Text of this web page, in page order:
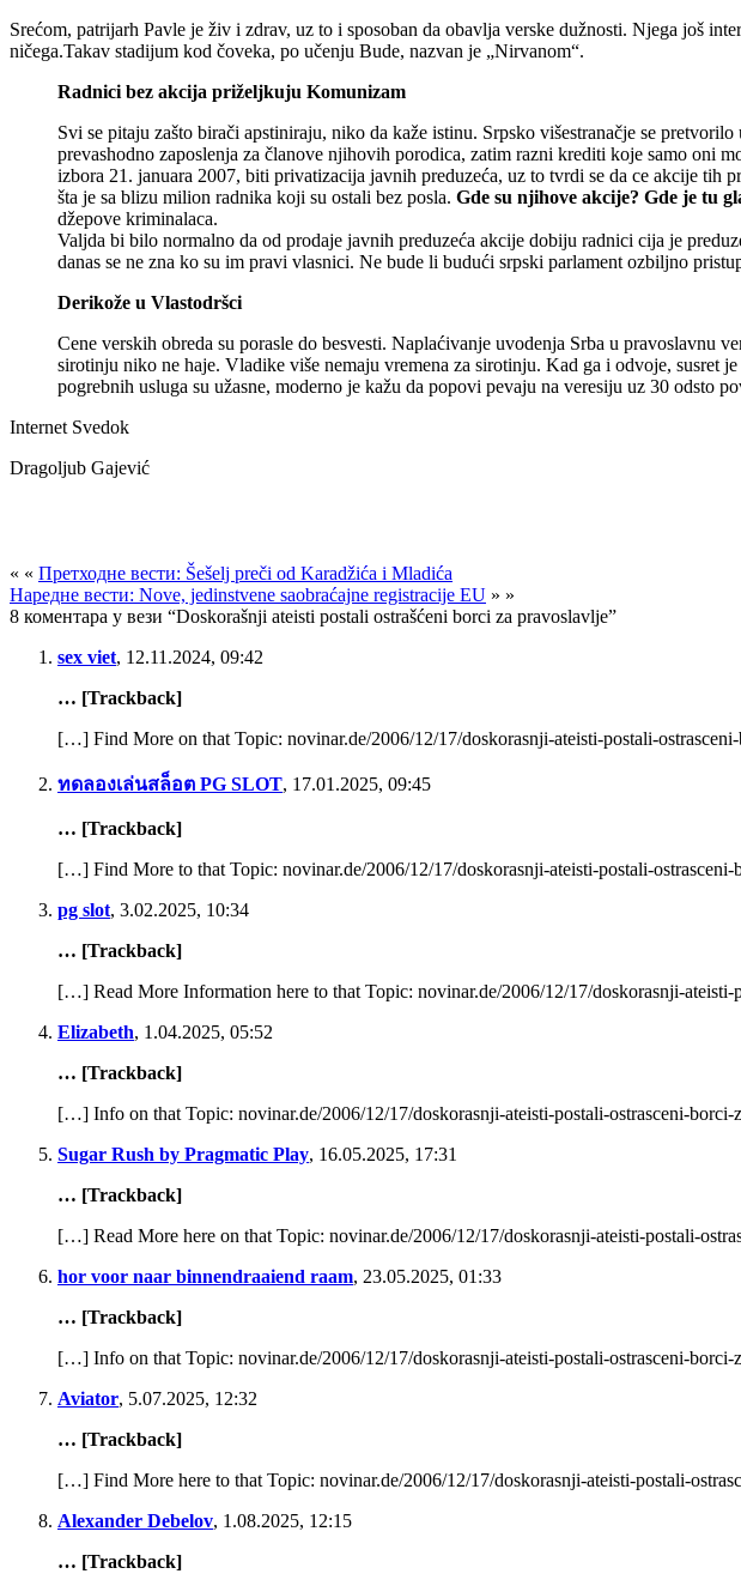
Srećom, patrijarh Pavle je živ i zdrav, uz to i sposoban da obavlja verske dužnosti. Njega još
ničega.Takav stadijum kod čoveka, po učenju Bude, nazvan je „Nirvanom“.
Radnici bez akcija priželjkuju Komunizam
Svi se pitaju zašto birači apstiniraju, niko da kaže istinu. Srpsko višestranačje se
prevashodno zaposlenja za članove njihovih porodica, zatim razni krediti koje samo oni
izbora 21. januara 2007, biti privatizacija javnih preduzeća, uz to tvrdi se da ce akcije
šta je sa blizu milion radnika koji su ostali bez posla. Gde su njihove akcije? Gde je tu
džepove kriminalaca.
Valjda bi bilo normalno da od prodaje javnih preduzeća akcije dobiju radnici cija je
danas se ne zna ko su im pravi vlasnici. Ne bude li budući srpski parlament ozbiljno
Derikože u Vlastodršci
Cene verskih obreda su porasle do besvesti. Naplaćivanje uvodenja Srba u pravoslavnu
sirotinju niko ne haje. Vladike više nemaju vremena za sirotinju. Kad ga i odvoje, susret
pogrebnih usluga su užasne, moderno je kažu da popovi pevaju na veresiju uz 30 odsto
Internet Svedok
Dragoljub Gajević
« « Претходне вести: Šešelj preči od Karadžića i Mladića
Наредне вести: Nove, jedinstvene saobraćajne registracije EU » »
8 коментара у вези “Doskorašnji ateisti postali ostrašćeni borci za pravoslavlje”
sex viet, 12.11.2024, 09:42
… [Trackback]
[…] Find More on that Topic: novinar.de/2006/12/17/doskorasnji-ateisti-postali-
ทดลองเล่นสล็อต PG SLOT, 17.01.2025, 09:45
… [Trackback]
[…] Find More to that Topic: novinar.de/2006/12/17/doskorasnji-ateisti-postali-
pg slot, 3.02.2025, 10:34
… [Trackback]
[…] Read More Information here to that Topic: novinar.de/2006/12/17/doskorasnji-
Elizabeth, 1.04.2025, 05:52
… [Trackback]
[…] Info on that Topic: novinar.de/2006/12/17/doskorasnji-ateisti-postali-ostrasceni-
Sugar Rush by Pragmatic Play, 16.05.2025, 17:31
… [Trackback]
[…] Read More here on that Topic: novinar.de/2006/12/17/doskorasnji-ateisti-postali-
hor voor naar binnendraaiend raam, 23.05.2025, 01:33
… [Trackback]
[…] Info on that Topic: novinar.de/2006/12/17/doskorasnji-ateisti-postali-ostrasceni-
Aviator, 5.07.2025, 12:32
… [Trackback]
[…] Find More here to that Topic: novinar.de/2006/12/17/doskorasnji-ateisti-postali-
Alexander Debelov, 1.08.2025, 12:15
… [Trackback]